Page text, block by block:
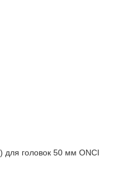
головок 50 мм ONCI